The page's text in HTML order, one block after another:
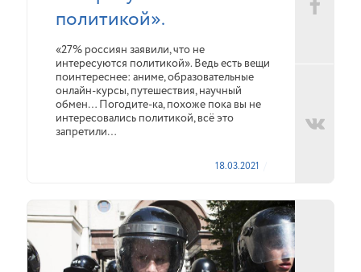
политикой».
«27% россиян заявили, что не
интересуются политикой». Ведь есть вещи
поинтереснее: аниме, образовательные
онлайн-курсы, путешествия, научный
обмен… Погодите-ка, похоже пока вы не
интересовались политикой, всё это
запретили…
18.03.2021